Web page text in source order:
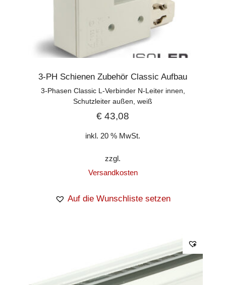
3-PH Schienen Zubehör Classic Aufbau
3-Phasen Classic L-Verbinder N-Leiter innen,
Schutzleiter außen, weiß
€ 43,08
inkl. 20 % MwSt.
zzgl.
Versandkosten
Auf die Wunschliste setzen